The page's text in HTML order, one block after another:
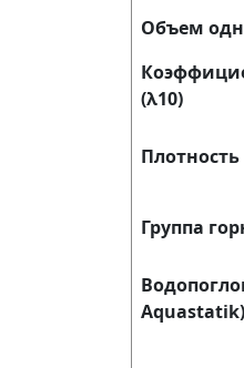
Объем
(λ10)
Группа
Aquastatik)